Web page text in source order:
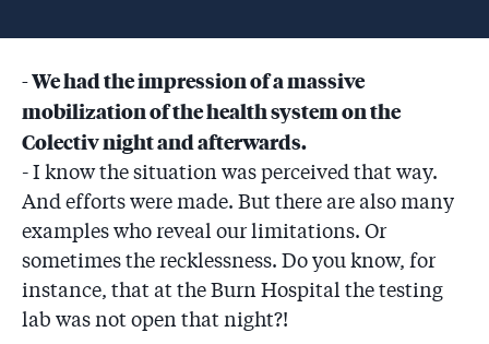
- We had the impression of a massive
mobilization of the health system on the
Colectiv night and afterwards.
- I know the situation was perceived that way.
And efforts were made. But there are also many
examples who reveal our limitations. Or
sometimes the recklessness. Do you know, for
instance, that at the Burn Hospital the testing
lab was not open that night?!